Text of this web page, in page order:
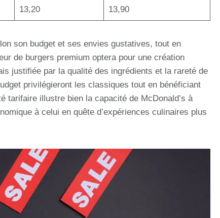
13,20 13,90
son budget et ses envies gustatives, tout en
de burgers premium optera pour une création
justifiée par la qualité des ingrédients et la rareté de
privilégieront les classiques tout en bénéficiant
tarifaire illustre bien la capacité de McDonald’s à
à celui en quête d’expériences culinaires plus